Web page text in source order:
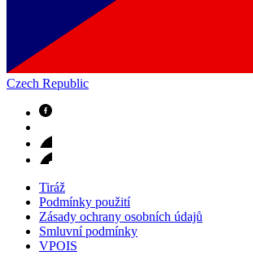
Czech Republic
Tiráž
Podmínky použití
Zásady ochrany osobních údajů
Smluvní podmínky
VPOIS